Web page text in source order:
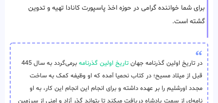
برای شما خواننده گرامی در حوزه اخذ پاسپورت کانادا تهیه و تدوین
گشته است.
در تاریخ اولین گذرنامه جهان تاریخ اولین گذرنامه
برمی‌گردد به سال 445
قبل از میلاد مسیح؛ در کتاب نحمیا آمده که او وظیفه‌ کمک به ساخت
مجدد اورشلیم را بر عهده داشته و برای انجام این انجام این کار، به او
نامه‌ای از سمت پادشاه دریافت میکند تا بتواند گذر آزاد و امنی از سرزمین